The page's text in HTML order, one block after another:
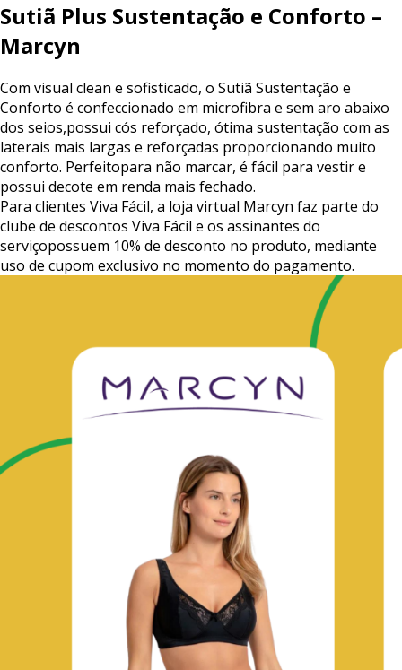
Sutiã Plus Sustentação e Conforto –
Marcyn
Com visual clean e sofisticado, o Sutiã Sustentação e
Conforto é confeccionado em microfibra e sem aro abaixo
dos seios,possui cós reforçado, ótima sustentação com as
laterais mais largas e reforçadas proporcionando muito
conforto. Perfeitopara não marcar, é fácil para vestire
possui decote em renda mais fechado.
Para clientes Viva Fácil, a loja virtual Marcyn faz parte do
clube de descontos Viva Fácil e os assinantes do
serviçopossuem 10% de desconto no produto, mediante
uso de cupom exclusivo no momento do pagamento.